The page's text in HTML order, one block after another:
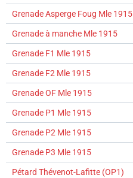
Grenade Asperge Foug Mle 1915
Grenade à manche Mle 1915
Grenade F1 Mle 1915
Grenade F2 Mle 1915
Grenade OF Mle 1915
Grenade P1 Mle 1915
Grenade P2 Mle 1915
Grenade P3 Mle 1915
Pétard Thévenot-Lafitte (OP1)